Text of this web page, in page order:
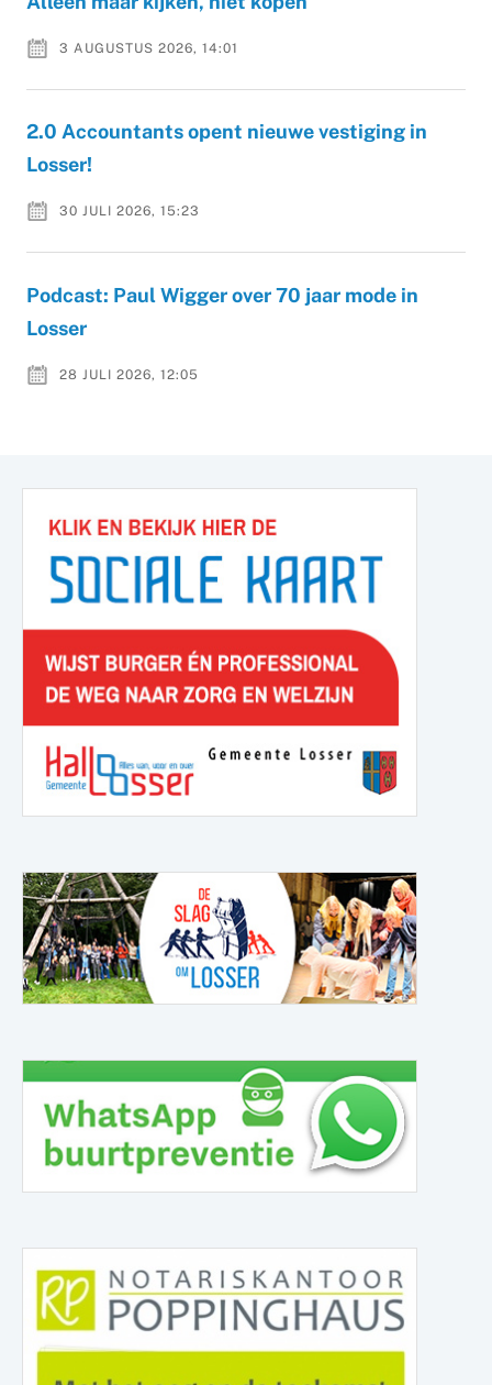
3 AUGUSTUS 2026, 14:01
2.0 Accountants opent nieuwe vestiging in
Losser!
30 JULI 2026, 15:23
Podcast: Paul Wigger over 70 jaar mode in
Losser
28 JULI 2026, 12:05